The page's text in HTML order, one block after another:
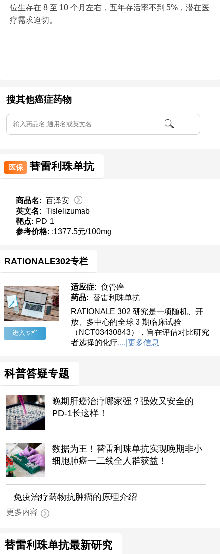
位生存在 8 至 10 个月左右，五年存活率不到 5%，潜在医
疗需求迫切。
搜其他癌症药物
医保 替雷利珠单抗
商品名: 百泽安
英文名: Tislelizumab
靶点: PD-1
参考价格: :1377.5元/100mg
RATIONALE302专栏
进入专栏
适应症: 食管癌
药品: 替雷利珠单抗
RATIONALE 302 研究是一项随机、开
放、多中心的全球 3 期临床试验
（NCT03430843），旨在评估对比研究
者选择的化疗,...|更多信息
科普答疑专题
晚期肝癌治疗哪家强？强效又安全的
PD-1长这样！
数据为王！替雷利珠单抗实现晚期非小
细胞肺癌一二线全人群获益！
免疫治疗药物抗肿瘤的原理介绍
更多内容
替雷利珠单抗最新研究